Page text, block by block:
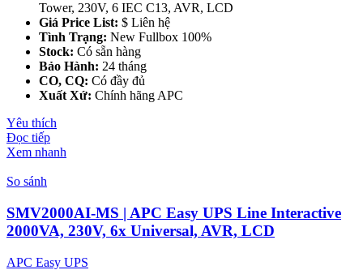
Tower, 230V, 6 IEC C13, AVR, LCD
Giá Price List: $ Liên hệ
Tình Trạng: New Fullbox 100%
Stock: Có sẵn hàng
Bảo Hành: 24 tháng
CO, CQ: Có đầy đủ
Xuất Xứ: Chính hãng APC
Yêu thích
Đọc tiếp
Xem nhanh
So sánh
SMV2000AI-MS | APC Easy UPS Line Interactive
2000VA, 230V, 6x Universal, AVR, LCD
APC Easy UPS